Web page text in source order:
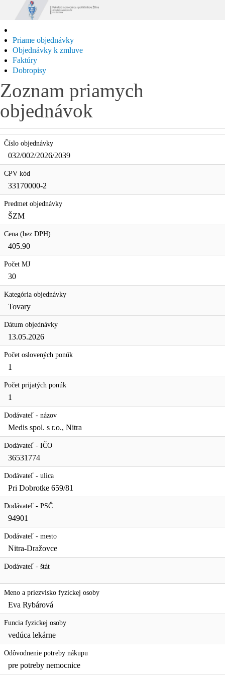
Priame objednávky
Objednávky k zmluve
Faktúry
Dobropisy
Zoznam priamych
objednávok
Číslo objednávky
032/002/2026/2039
CPV kód
33170000-2
Predmet objednávky
ŠZM
Cena (bez DPH)
405.90
Počet MJ
30
Kategória objednávky
Tovary
Dátum objednávky
13.05.2026
Počet oslovených ponúk
1
Počet prijatých ponúk
1
Dodávateľ - názov
Medis spol. s r.o., Nitra
Dodávateľ - IČO
36531774
Dodávateľ - ulica
Pri Dobrotke 659/81
Dodávateľ - PSČ
94901
Dodávateľ - mesto
Nitra-Dražovce
Dodávateľ - štát
Meno a priezvisko fyzickej osoby
Eva Rybárová
Funcia fyzickej osoby
vedúca lekárne
Odôvodnenie potreby nákupu
pre potreby nemocnice